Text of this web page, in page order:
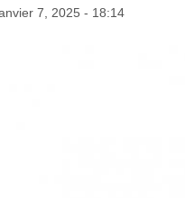
7, 2025 - 18:14